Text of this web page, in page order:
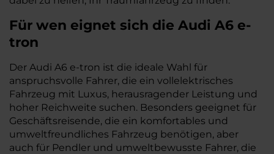
Für wen eignet sich die Audi A6 e-
tron
Der Audi A6 e-tron ist die ideale Wahl für
anspruchsvolle Fahrer, die ein vollelektrisches
Fahrzeug mit Luxus, herausragender Leistung und
hoher Reichweite suchen. Besonders geeignet für
Geschäftsreisende, die ein komfortables und
umweltfreundliches Fahrzeug benötigen, aber
auch für Pendler und umweltbewusste Fahrer, die